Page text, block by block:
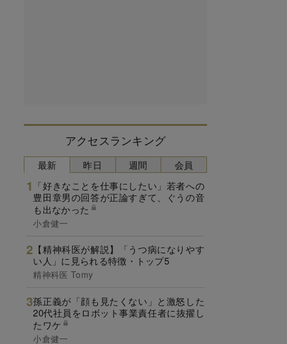
アクセスランキング
最新
「好きなことを仕事にしたい」若者への
豊田章男の回答が正論すぎて、ぐうの音
も出なかった
小倉健一
【精神科医が解説】「うつ病になりやす
い人」に見られる特徴・トップ5
精神科医 Tomy
孫正義が「顔も見たくない」と激怒した
20代社員をロボット事業責任者に抜擢し
たワケ
小倉健一
昨日 週間 会員